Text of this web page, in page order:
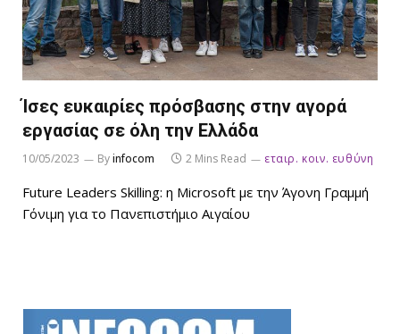
Ίσες ευκαιρίες πρόσβασης στην αγορά
εργασίας σε όλη την Ελλάδα
10/05/2023 Byinfocom 2 Mins Read εταιρ. κοιν. ευθύνη
Future Leaders Skilling: η Microsoft με την Άγονη Γραμμή
Γόνιμη για το Πανεπιστήμιο Αιγαίου